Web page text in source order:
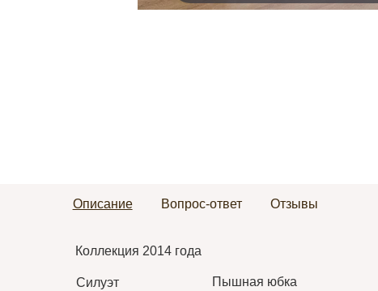
Описание Вопрос-ответ Отзывы
Коллекция 2014 года
Силуэт
Пышная юбка